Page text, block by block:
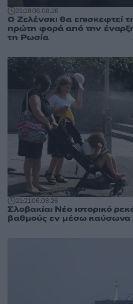
21:2806.08.26
Ο Ζελένσκι θα επισκεφτεί
πρώτη φορά από την
τη Ρωσία
21:2106.08.26
Σλοβακία: Νέο ιστορικό
βαθμούς εν μέσω καύσωνα